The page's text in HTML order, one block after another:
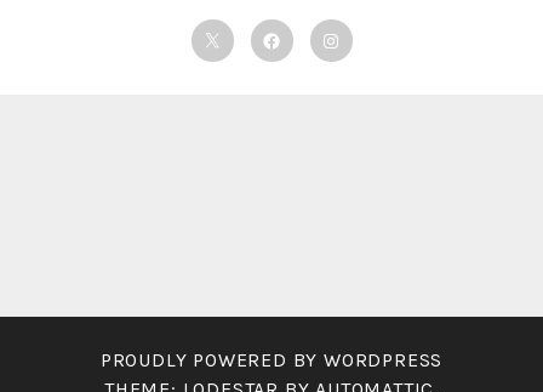
TwitterFacebookInstagram
PROUDLY POWERED BY WORDPRESS